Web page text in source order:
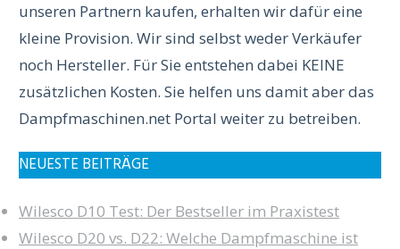
unseren Partnern kaufen, erhalten wir dafür eine
kleine Provision. Wir sind selbst weder Verkäufer
noch Hersteller. Für Sie entstehen dabei KEINE
zusätzlichen Kosten. Sie helfen uns damit aber das
Dampfmaschinen.net Portal weiter zu betreiben.
NEUESTE BEITRÄGE
Wilesco D10 Test: Der Bestseller im Praxistest
Wilesco D20 vs. D22: Welche Dampfmaschine ist